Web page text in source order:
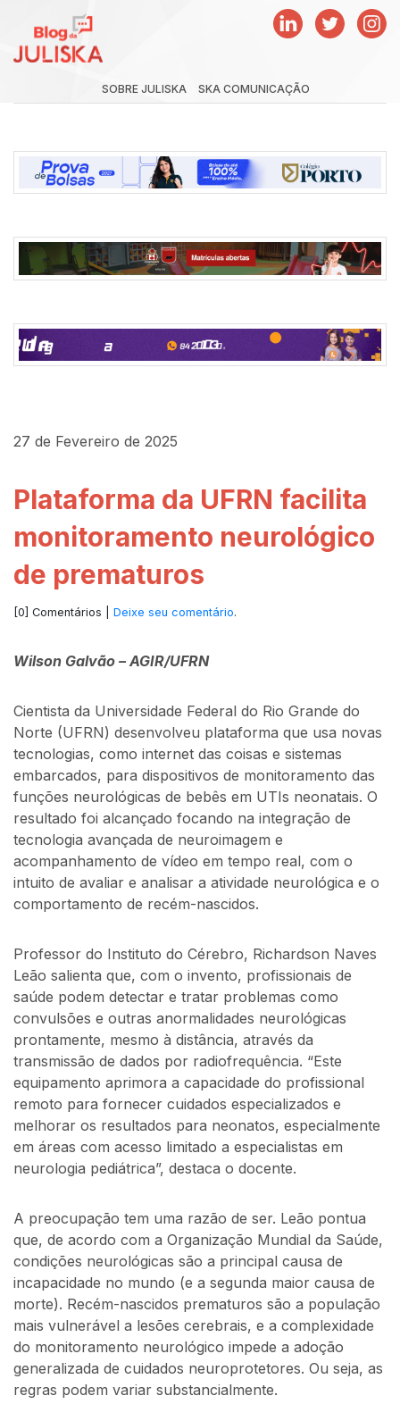
SOBRE JULISKA SKA COMUNICAÇÃO
27 de Fevereiro de 2025
Plataforma da UFRN facilita
monitoramento neurológico
de prematuros
[0] Comentários | Deixe seu comentário.
Wilson Galvão – AGIR/UFRN
Cientista da Universidade Federal do Rio Grande do
Norte (UFRN) desenvolveu plataforma que usa novas
tecnologias, como internet das coisas e sistemas
embarcados, para dispositivos de monitoramento das
funções neurológicas de bebês em UTIs neonatais. O
resultado foi alcançado focando na integração de
tecnologia avançada de neuroimagem e
acompanhamento de vídeo em tempo real, com o
intuito de avaliar e analisar a atividade neurológica e o
comportamento de recém-nascidos.
Professor do Instituto do Cérebro, Richardson Naves
Leão salienta que, com o invento, profissionais de
saúde podem detectar e tratar problemas como
convulsões e outras anormalidades neurológicas
prontamente, mesmo à distância, através da
transmissão de dados por radiofrequência. “Este
equipamento aprimora a capacidade do profissional
remoto para fornecer cuidados especializados e
melhorar os resultados para neonatos, especialmente
em áreas com acesso limitado a especialistas em
neurologia pediátrica”, destaca o docente.
A preocupação tem uma razão de ser. Leão pontua
que, de acordo com a Organização Mundial da Saúde,
condições neurológicas são a principal causa de
incapacidade no mundo (e a segunda maior causa de
morte). Recém-nascidos prematuros são a população
mais vulnerável a lesões cerebrais, e a complexidade
do monitoramento neurológico impede a adoção
generalizada de cuidados neuroprotetores. Ou seja, as
regras podem variar substancialmente.